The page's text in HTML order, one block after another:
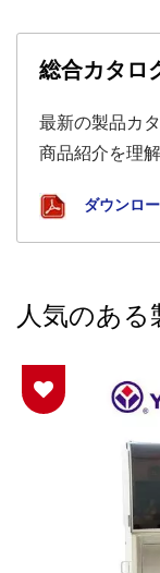
総合カタロ
最新の製品カ
商品紹介を理
ダウンロ
人気のある